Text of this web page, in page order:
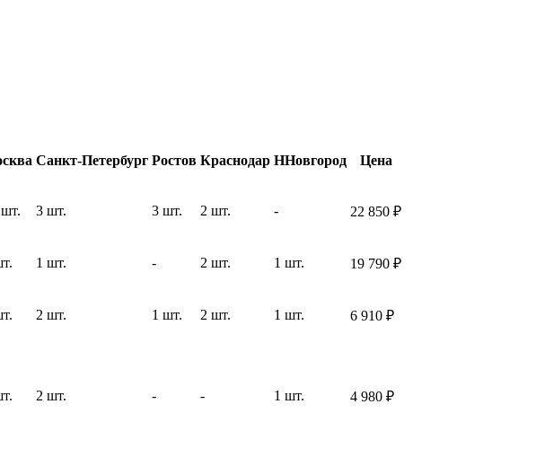
Санкт-Петербург Ростов Краснодар ННовгород Цена
3 шт. 3 шт. 2 шт. - 22 850 ₽
1 шт. - 2 шт. 1 шт. 19 790 ₽
2 шт. 1 шт. 2 шт. 1 шт. 6 910 ₽
2 шт. - - 1 шт. 4 980 ₽